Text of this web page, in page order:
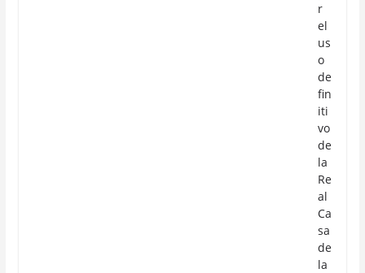
r
el
us
o
de
fin
iti
vo
de
la
Re
al
Ca
sa
de
la